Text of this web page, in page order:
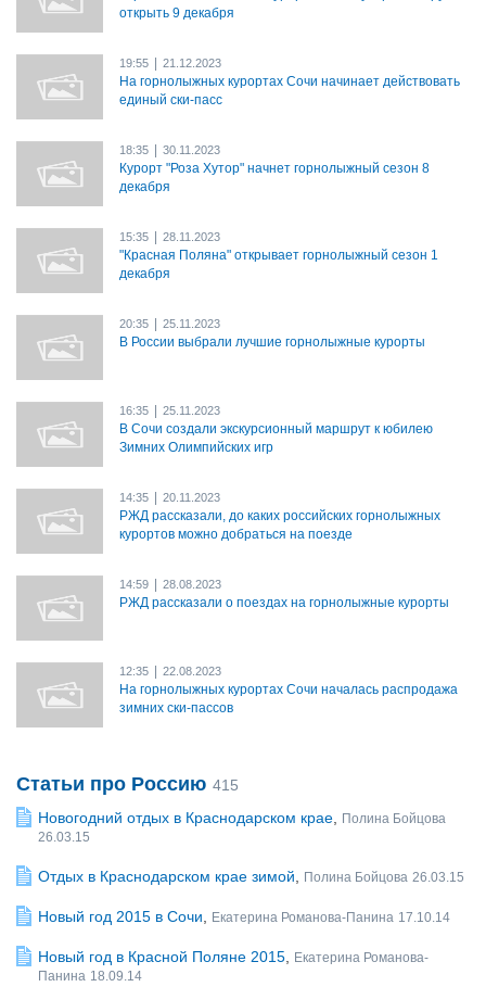
открыть 9 декабря
19:55 21.12.2023
На горнолыжных курортах Сочи начинает действовать
единый ски-пасс
18:35 30.11.2023
Курорт "Роза Хутор" начнет горнолыжный сезон 8
декабря
15:35 28.11.2023
"Красная Поляна" открывает горнолыжный сезон 1
декабря
20:35 25.11.2023
В России выбрали лучшие горнолыжные курорты
16:35 25.11.2023
В Сочи создали экскурсионный маршрут к юбилею
Зимних Олимпийских игр
14:35 20.11.2023
РЖД рассказали, до каких российских горнолыжных
курортов можно добраться на поезде
14:59 28.08.2023
РЖД рассказали о поездах на горнолыжные курорты
12:35 22.08.2023
На горнолыжных курортах Сочи началась распродажа
зимних ски-пассов
Статьи про Россию 415
Новогодний отдых в Краснодарском крае
Полина Бойцова
26.03.15
Отдых в Краснодарском крае зимой Полина Бойцова 26.03.15
Новый год 2015 в Сочи Екатерина Романова-Панина 17.10.14
Новый год в Красной Поляне 2015
Екатерина Романова-
Панина 18.09.14